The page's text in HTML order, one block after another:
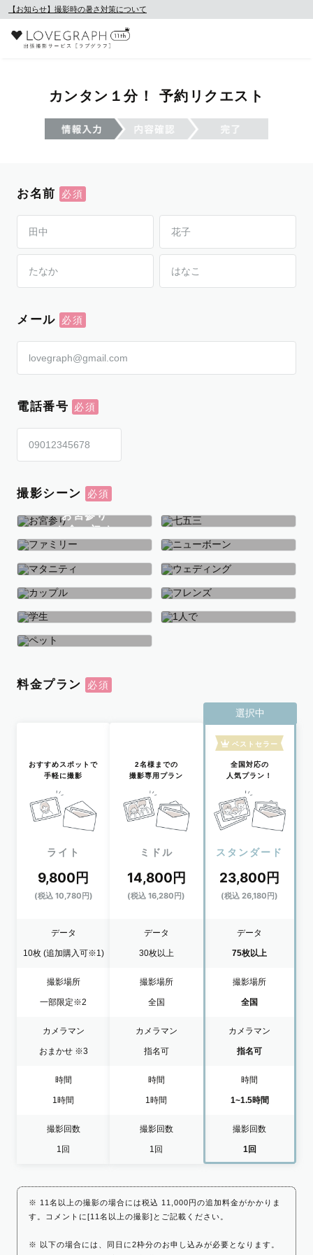
【お知らせ】撮影時の暑さ対策について
カンタン１分！ 予約リクエスト
お名前
メール
電話番号
撮影シーン
お宮参り
お食い初め
七五三
ファミリー ニューボーン
マタニティ ウェディング
カップル フレンズ
学生
料金プラン
おすすめスポットで
手軽に撮影
ライト
9,800円
(税込 10,780円)
データ
10枚 (追加購入可※1)
撮影場所
一部限定※2
カメラマン
おまかせ ※3
時間
1時間
撮影回数
1回
2名様までの
撮影専用プラン
ミドル
14,800円
(税込 16,280円)
データ
30枚以上
撮影場所
全国
カメラマン
指名可
時間
1時間
撮影回数
1回
選択中
ベストセラー
全国対応の
人気プラン！
スタンダード
23,800円
(税込 26,180円)
データ
75枚以上
撮影場所
全国
カメラマン
指名可
時間
1~1.5時間
撮影回数
1回
※ 11名以上の撮影の場合には税込 11,000円の追加料金がかかりま
す。コメントに[11名以上の撮影]とご記載ください。
※ 以下の場合には、同日に2枠分のお申し込みが必要となります。